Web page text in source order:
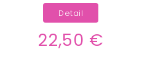
22,50 €
Detail